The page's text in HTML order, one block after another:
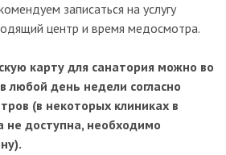
записаться на услугу
центр и время медосмотра.
карту для санатория можно во
любой день недели согласно
(в некоторых клиниках в
не доступна, необходимо